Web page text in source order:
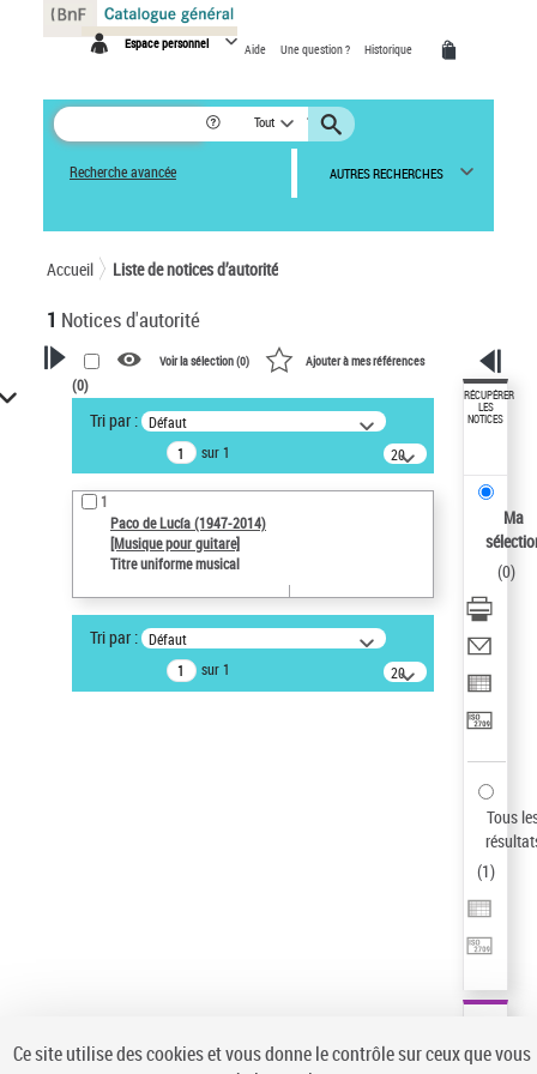
Espace personnel Aide Une question ? Historique
Tout
Recherche avancée AUTRES RECHERCHES
Accueil Liste de notices d’autorité
1 Notices d'autorité
VOTRE RECHERCHE
Recherche avancée dans les
notices d’autorité
Œuvres liées à l'auteur :
Paco de Lucía (1947-2014)
Auteur d’œuvre
Statut de la notice d’autorité
Notice élémentaire
Pays
Pays
Voir la sélection (0) Ajouter à mes références
(0)
Tri par : Défaut
sur 1
20
résultats/page
1
Paco de Lucía (1947-2014)
[Musique pour guitare]
Titre uniforme musical
Tri par : Défaut
sur 1
20
résultats/page
RÉCUPÉRER
LES
NOTICES
Ma
(0)
Tous
(1)
Panneau de gestion des cookies
Ce site utilise des cookies et vous donne le contrôle sur ceux que vous